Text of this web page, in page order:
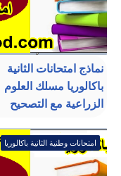
نماذج امتحانات الثانية
باكالوريا مسلك العلوم
الزراعية مع التصحيح
امتحانات وطنية الثانية باكالوريا